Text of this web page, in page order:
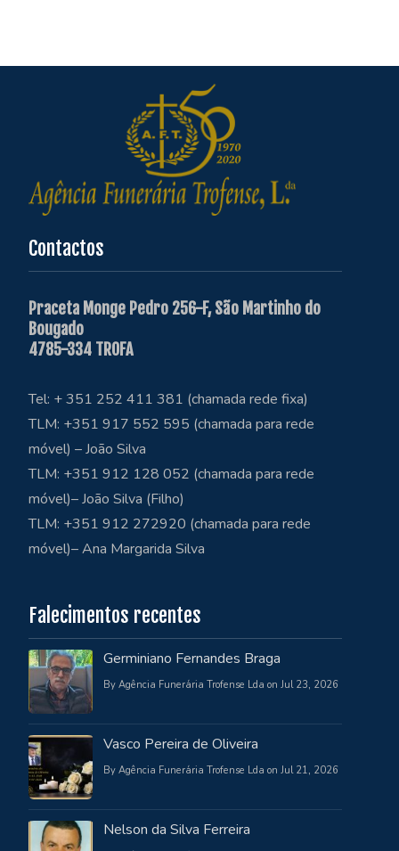
Contactos
Praceta Monge Pedro 256-F, São Martinho do
Bougado
4785-334 TROFA
Tel: + 351 252 411 381 (chamada rede fixa)
TLM: +351 917 552 595 (chamada para rede
móvel) – João Silva
TLM: +351 912 128 052 (chamada para rede
móvel)– João Silva (Filho)
TLM: +351 912 272920 (chamada para rede
móvel)– Ana Margarida Silva
Falecimentos recentes
Germiniano Fernandes Braga
By Agência Funerária Trofense Lda on Jul 23, 2026
Vasco Pereira de Oliveira
By Agência Funerária Trofense Lda on Jul 21, 2026
Nelson da Silva Ferreira